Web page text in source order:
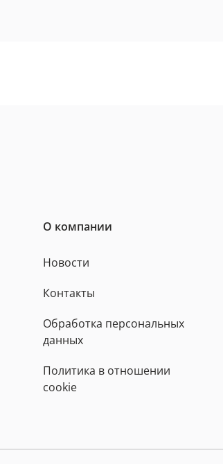
О компании
Новости
Контакты
Обработка персональных
данных
Политика в отношении
cookie